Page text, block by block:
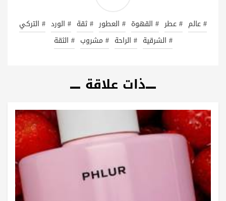
# عالم # عطر # القهوة # العطور # ثقة # الورد # التركي
# الشرقية # الراحة # مشروب # الثقة
ذات علاقة